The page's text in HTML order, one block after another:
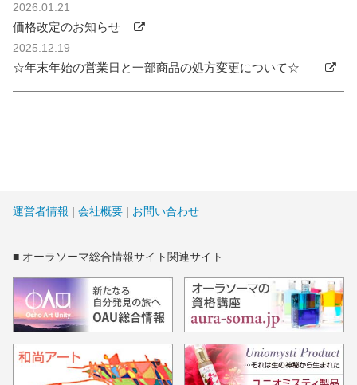
2026.01.21
価格改定のお知らせ
2025.12.19
☆年末年始の営業日と一部商品の処方変更について☆
運営者情報 | 会社概要 | お問い合わせ
■ オーラソーマ総合情報サイト関連サイト